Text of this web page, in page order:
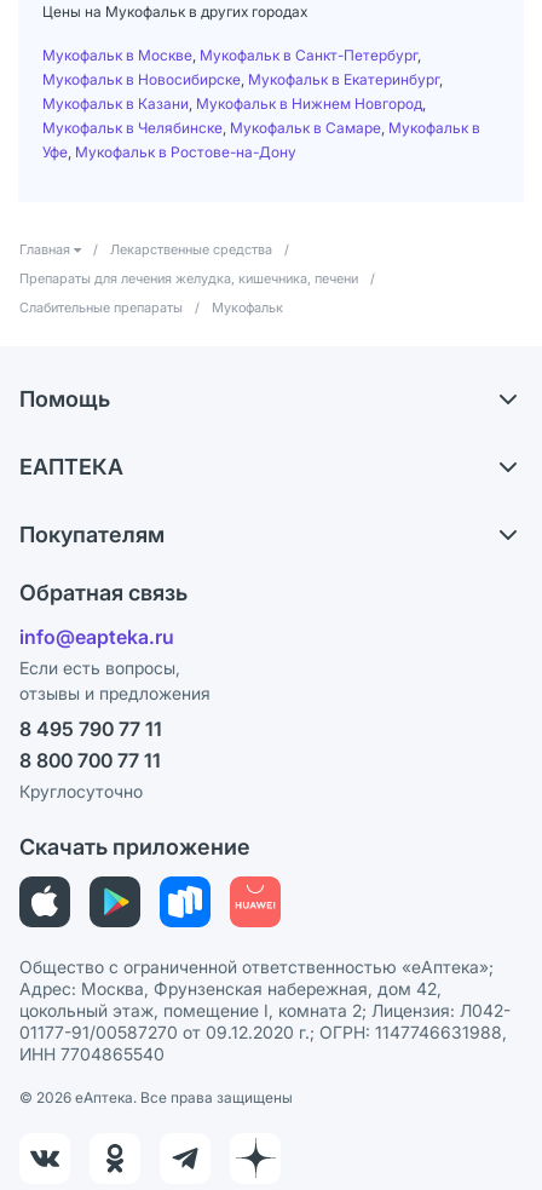
Цены на Мукофальк в других городах
Мукофальк в Москве Мукофальк в Санкт-Петербург,
Мукофальк в Новосибирске Мукофальк в Екатеринбург,
Мукофальк в Казани Мукофальк в Нижнем Новгород
Мукофальк в Челябинске Мукофальк в Самаре Мукофальк в
Уфе Мукофальк в Ростове-на-Дону
Главная / Лекарственные средства
/
Препараты для лечения желудка, кишечника, печени
/
Слабительные препараты
/ Мукофальк
Помощь
Обмен и возврат
Блог
ЕАПТЕКА
Карьера
Поставщики
Лицензия
Реклама на сайте
Ваши товары на ЕАПТЕКЕ
СМИ о нас
Покупателям
Программа СберСпасибо
Политика конфиденциальности
Пользовательское соглашение
Политика рекомендаций
Политика в отношении обработки персональных данных
Обратная связь
info@eapteka.ru
Если есть вопросы,
отзывы и предложения
8 495 790 77 11
8 800 700 77 11
Круглосуточно
Скачать приложение
Общество с ограниченной ответственностью «еАптека»;
Адрес: Москва, Фрунзенская набережная, дом 42,
цокольный этаж, помещение I, комната 2; Лицензия: Л042-
01177-91/00587270 от 09.12.2020 г.; ОГРН: 1147746631988,
ИНН 7704865540
© 2026 eАптека. Все права защищены